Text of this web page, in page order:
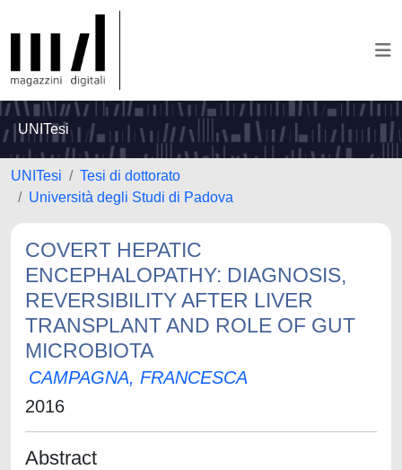
UNITesi
UNITesi
Tesi di dottorato
Università degli Studi di Padova
COVERT HEPATIC
ENCEPHALOPATHY: DIAGNOSIS,
REVERSIBILITY AFTER LIVER
TRANSPLANT AND ROLE OF GUT
MICROBIOTA
CAMPAGNA, FRANCESCA
2016
Abstract